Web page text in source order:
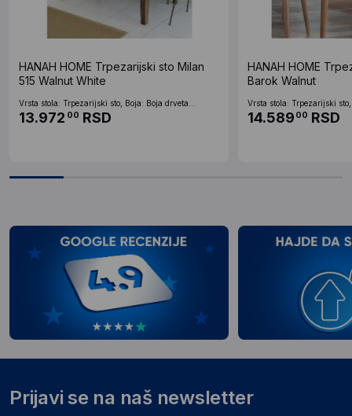
HANAH HOME Trpezarijski sto Milan
515 Walnut White
Vrsta stola: Trpezarijski sto, Boja: Boja drveta...
13.972 00 RSD
HANAH HOME
Barok Walnut
Vrsta stola: Trpezarijski
14.589 00 RSD
Prijavi se na naš newsletter